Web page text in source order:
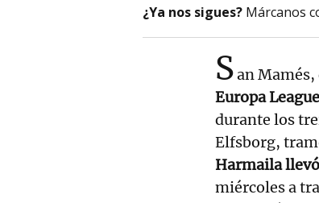
¿Ya nos sigues? Márcanos
San Mamés,
Europa League
durante los
Elfsborg,
Harmaila
miércoles a